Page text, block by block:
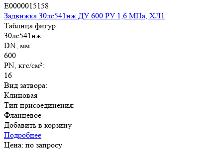
E0000015158
Задвижка 30лс541нж ДУ 600 РУ 1,6 МПа, ХЛ1
Таблица фигур:
30лс541нж
DN, мм:
600
PN, кгс/см²:
16
Вид затвора:
Клиновая
Тип присоединения:
Фланцевое
Добавить в корзину
Подробнее
Цена: по запросу